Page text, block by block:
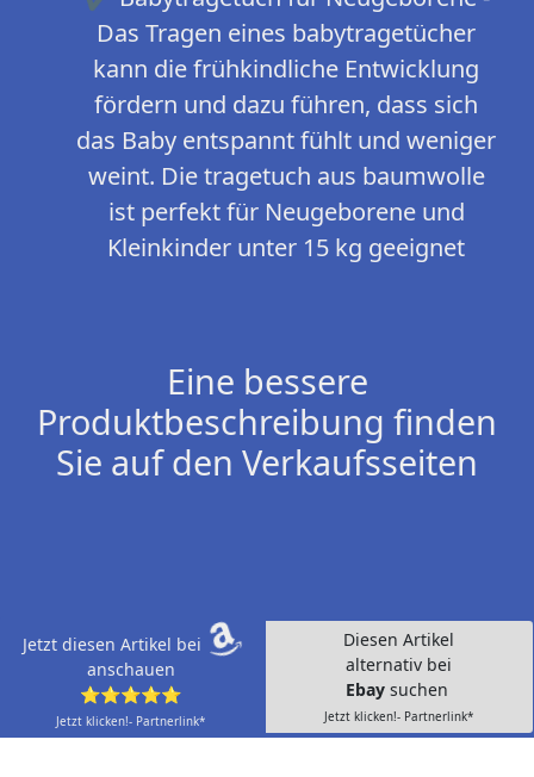
Das Tragen eines babytragetücher
kann die frühkindliche Entwicklung
fördern und dazu führen, dass sich
das Baby entspannt fühlt und weniger
weint. Die tragetuch aus baumwolle
ist perfekt für Neugeborene und
Kleinkinder unter 15 kg geeignet
Eine bessere
Produktbeschreibung finden
Sie auf den Verkaufsseiten
Jetzt diesen Artikel bei
anschauen
⭐⭐⭐⭐⭐
Jetzt klicken!- Partnerlink*
Diesen Artikel
alternativ bei
Ebay suchen
Jetzt klicken!- Partnerlink*